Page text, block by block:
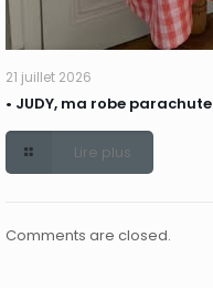
21 juillet 2026
• JUDY, ma robe parachute
Lire plus
Comments are closed.